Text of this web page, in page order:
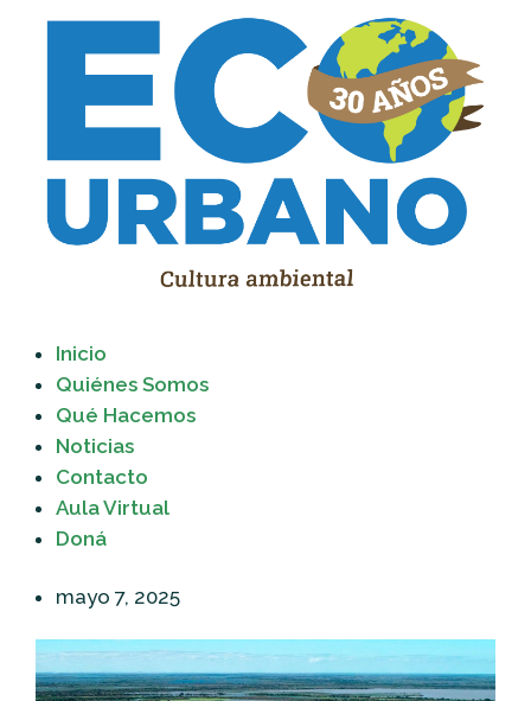
Inicio
Quiénes Somos
Qué Hacemos
Noticias
Contacto
Aula Virtual
Doná
mayo 7, 2025